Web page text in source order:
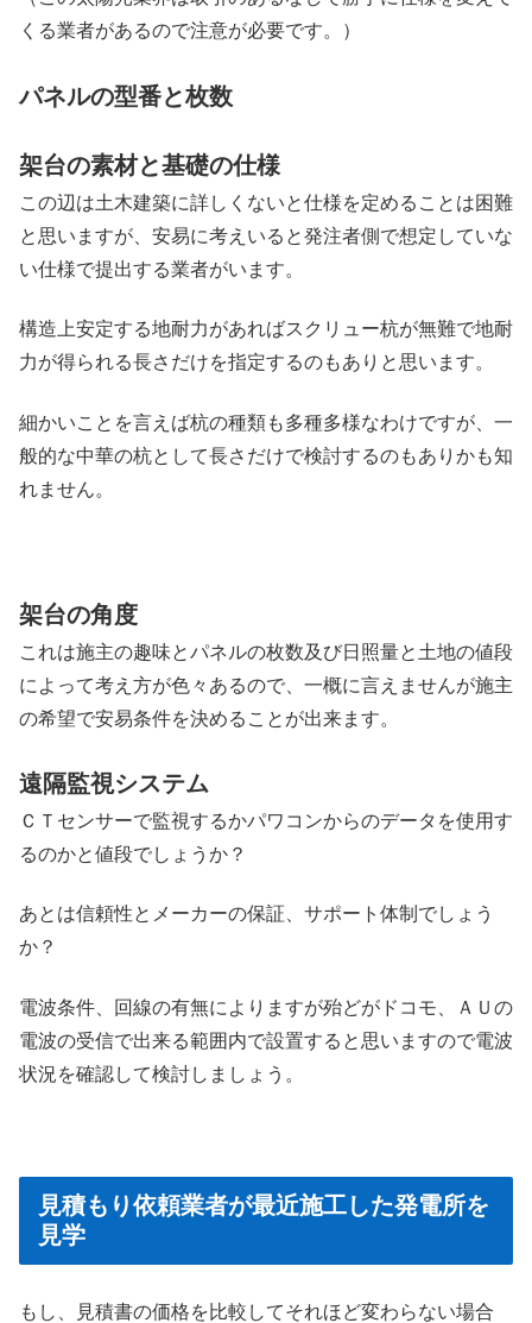
くる業者があるので注意が必要です。）
パネルの型番と枚数
架台の素材と基礎の仕様
この辺は土木建築に詳しくないと仕様を定めることは困難
と思いますが、安易に考えいると発注者側で想定していな
い仕様で提出する業者がいます。
構造上安定する地耐力があればスクリュー杭が無難で地耐
力が得られる長さだけを指定するのもありと思います。
細かいことを言えば杭の種類も多種多様なわけですが、一
般的な中華の杭として長さだけで検討するのもありかも知
れません。
架台の角度
これは施主の趣味とパネルの枚数及び日照量と土地の値段
によって考え方が色々あるので、一概に言えませんが施主
の希望で安易条件を決めることが出来ます。
遠隔監視システム
ＣＴセンサーで監視するかパワコンからのデータを使用す
るのかと値段でしょうか？
あとは信頼性とメーカーの保証、サポート体制でしょう
か？
電波条件、回線の有無によりますが殆どがドコモ、ＡＵの
電波の受信で出来る範囲内で設置すると思いますので電波
状況を確認して検討しましょう。
見積もり依頼業者が最近施工した発電所を
見学
もし、見積書の価格を比較してそれほど変わらない場合